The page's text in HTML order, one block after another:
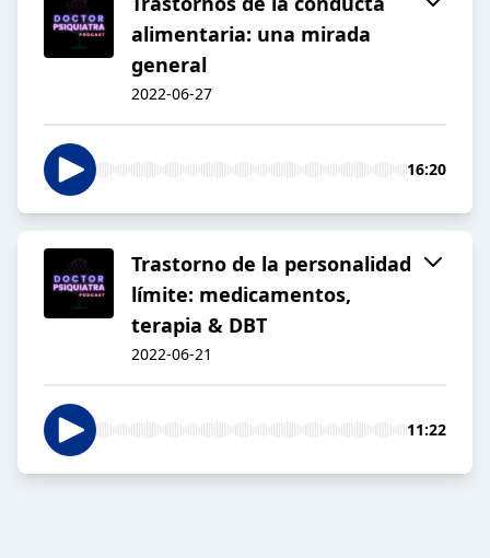
alimentaria: una mirada
general
2022-06-27
16:20
Trastorno de la personalidad
límite: medicamentos,
terapia & DBT
2022-06-21
11:22